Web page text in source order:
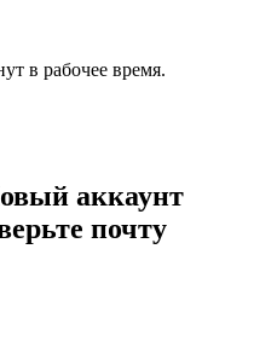
в рабочее время.
аккаунт
почту